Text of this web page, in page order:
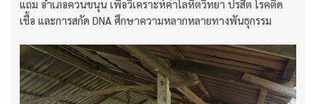
แถม อำเภอควนขนุน เพื่อวิเคราะห์ค่าโลหิตวิทยา ปรสิต โรคติด
เชื้อ และการสกัด DNA ศึกษาความหลากหลายทางพันธุกรรม